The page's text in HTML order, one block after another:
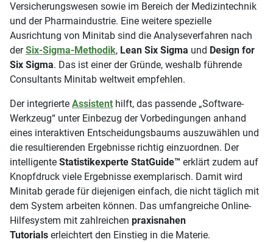
Versicherungswesen sowie im Bereich der Medizintechnik
und der Pharmaindustrie. Eine weitere spezielle
Ausrichtung von Minitab sind die Analyseverfahren nach
derSix-Sigma-Methodik, Lean Six Sigma und Design for
Six Sigma. Das ist einer der Gründe, weshalb führende
Consultants Minitab weltweit empfehlen.
Der integrierte Assistent hilft, das passende „Software-
Werkzeug“ unter Einbezug der Vorbedingungen anhand
eines interaktiven Entscheidungsbaums auszuwählen und
die resultierenden Ergebnisse richtig einzuordnen. Der
intelligente Statistikexperte StatGuide™ erklärt zudem auf
Knopfdruck viele Ergebnisse exemplarisch. Damit wird
Minitab gerade für diejenigen einfach, die nicht täglich mit
dem System arbeiten können. Das umfangreiche Online-
Hilfesystem mit zahlreichen praxisnahen
Tutorials erleichtert den Einstieg in die Materie.